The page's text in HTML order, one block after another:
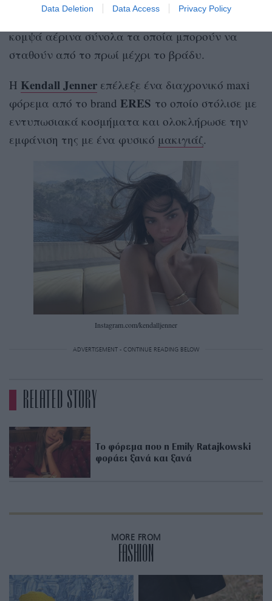
Data Deletion Data Access Privacy Policy
ζεστούς μήνες όπως το ιβουάρ, δημιουργώντας
κομψά αέρινα σύνολα τα οποία μπορούν να
σταθούν από το πρωί μέχρι το βράδυ.
Η Kendall Jenner επέλεξε ένα διαχρονικό maxi
φόρεμα από το brand ERES το οποίο στόλισε με
εντυπωσιακά κοσμήματα και ολοκλήρωσε την
εμφάνιση της με ένα φυσικό μακιγιάζ.
Instagram.com/kendalljenner
ADVERTISEMENT - CONTINUE READING BELOW
RELATED STORY
Το φόρεμα που η Emily Ratajkowski
φοράει ξανά και ξανά
MORE FROM
FASHION